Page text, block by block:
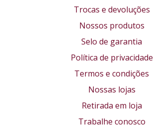
Trocas e devoluções
Nossos produtos
Selo de garantia
Política de privacidade
Termos e condições
Nossas lojas
Retirada em loja
Trabalhe conosco